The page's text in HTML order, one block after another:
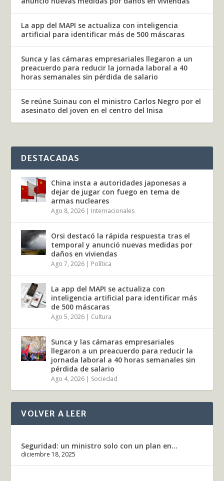
La app del MAPI se actualiza con inteligencia
artificial para identificar más de 500 máscaras
Sunca y las cámaras empresariales llegaron a un
preacuerdo para reducir la jornada laboral a 40
horas semanales sin pérdida de salario
Se reúne Suinau con el ministro Carlos Negro por el
asesinato del joven en el centro del Inisa
DESTACADAS
China insta a autoridades japonesas a
dejar de jugar con fuego en tema de
armas nucleares
Ago 8, 2026 | Internacionales
Orsi destacó la rápida respuesta tras el
temporal y anunció nuevas medidas por
daños en viviendas
Ago 7, 2026 | Política
La app del MAPI se actualiza con
inteligencia artificial para identificar más
de 500 máscaras
Ago 5, 2026 | Cultura
Sunca y las cámaras empresariales
llegaron a un preacuerdo para reducir la
jornada laboral a 40 horas semanales sin
pérdida de salario
Ago 4, 2026 | Sociedad
VOLVER A LEER
Seguridad: un ministro solo con un plan en...
diciembre 18, 2025